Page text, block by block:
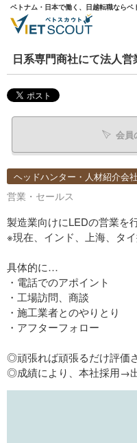
ベトナム・日本で働く、日越転職ならベ
日系専門商社にて法人
会員
ヘッドハンター・人材紹介会社
営業・セールス
製造業向けにLEDの営業を
※現在、インド、上海、タ
具体的に…
・電話でのアポイント
・工場訪問、商談
・施工業者とのやりとり
・アフターフォロー
◎頑張れば頑張るだけ評価
◎成績により、本社採用→